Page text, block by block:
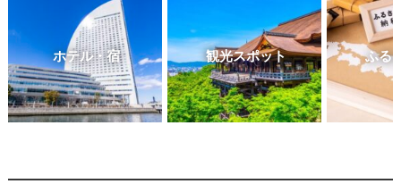
ホテル・宿 観光スポット ふる